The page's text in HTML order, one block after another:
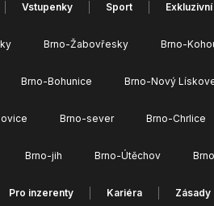
Vstupenky Sport
Brno-Žabovřesky Brno-
Brno-Bohunice Brno-Nový
Brno-sever Brno-Chrlice
Brno-jih Brno-Útěchov
Pro inzerenty Kariéra Zásady